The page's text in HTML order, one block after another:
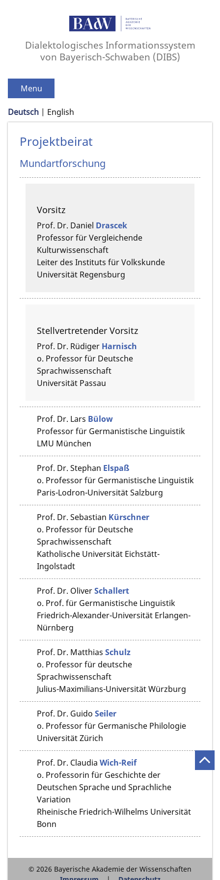
Dialektologisches Informationssystem
von Bayerisch-Schwaben (DIBS)
Menu
Deutsch English
Projektbeirat
Mundartforschung
Vorsitz
Prof. Dr. Daniel Drascek
Professor für Vergleichende
Kulturwissenschaft
Leiter des Instituts für Volkskunde
Universität Regensburg
Stellvertretender Vorsitz
Prof. Dr. Rüdiger Harnisch
o. Professor für Deutsche
Sprachwissenschaft
Universität Passau
Prof. Dr. Lars Bülow
Professor für Germanistische Linguistik
LMU München
Prof. Dr. Stephan Elspaß
o. Professor für Germanistische Linguistik
Paris-Lodron-Universität Salzburg
Prof. Dr. Sebastian Kürschner
o. Professor für Deutsche
Sprachwissenschaft
Katholische Universität Eichstätt-
Ingolstadt
Prof. Dr. OliverSchallert
o. Prof. für Germanistische Linguistik
Friedrich-Alexander-Universität Erlangen-
Nürnberg
Prof. Dr. Matthias Schulz
o. Professor für deutsche
Sprachwissenschaft
Julius-Maximilians-Universität Würzburg
Prof. Dr. Guido Seiler
o. Professor für Germanische Philologie
Universität Zürich
Prof. Dr. Claudia Wich-Reif
o. Professorin für Geschichte der
Deutschen Sprache und Sprachliche
Variation
Rheinische Friedrich-Wilhelms Universität
Bonn
© 2026 Bayerische Akademie der Wissenschaften